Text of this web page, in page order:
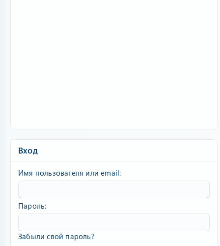
Вход
Имя пользователя или email
Пароль
Забыли свой пароль?